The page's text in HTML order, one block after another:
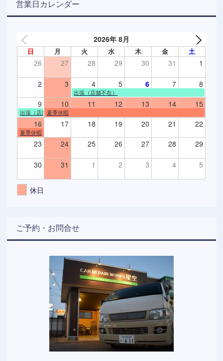
営業日カレンダー
2026年 8月
日 月 火 水 木 金 土
26 27 28 29 30 31 1
2 3 4 5 6 7 8
出張（店舗不在）
9 10 11 12 13 14 15
出張（店舗不在）
夏季休暇
16 17 18 19 20 21 22
夏季休暇
23 24 25 26 27 28 29
30 31 1 2 3 4 5
休日
ご予約・お問合せ